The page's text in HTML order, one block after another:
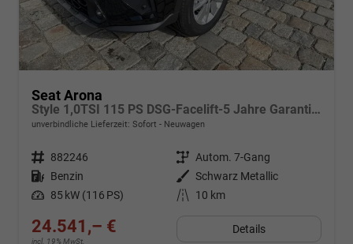
Seat Arona
Style 1,0TSI 115 PS DSG-Facelift-5 Jahre Garantie-Parklenkassistent-PDC vorne&hinten-Rückfahrkamera-LED-ACC-DAB-Fernlichtassistent-ISOFIX-variabler Ladeboden-Sitzheizung-FULL Link-Alu 16"-Sofort
unverbindliche Lieferzeit: Sofort Neuwagen
Fahrzeugnr. 882246 Getriebe Autom. 7-Gang
Kraftstoff Benzin Außenfarbe Schwarz Metallic
Leistung 85 kW (116 PS) Kilometerstand 10 km
24.541,– €
incl. 19% MwSt.
Details